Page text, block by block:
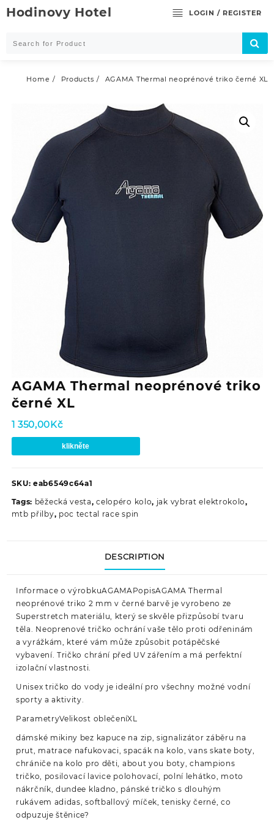
Skip
toHodinovy Hotel LOGIN / REGISTER
Home Products AGAMA Thermal neoprénové triko černé XL
AGAMA Thermal neoprénové triko
černé XL
1 350,00Kč
klikněte
SKU: eab6549c64a1
Tags: běžecká vesta,celopéro kolo, jak vybrat elektrokolo,
mtb přilby, poc tectal race spin
DESCRIPTION
Informace o výrobkuAGAMAPopisAGAMA Thermal
neoprénové triko 2 mm v černé barvě je vyrobeno ze
Superstretch materiálu, který se skvěle přizpůsobí tvaru
těla. Neoprenové tričko ochrání vaše tělo proti odřeninám
a vyrážkám, které vám může způsobit potápěčské
vybavení. Tričko chrání před UV zářením a má perfektní
izolační vlastnosti.
Unisex tričko do vody je ideální pro všechny možné vodní
sporty a aktivity.
ParametryVelikost oblečeníXL
dámské mikiny bez kapuce na zip, signalizátor záběru na
prut, matrace nafukovaci, spacák na kolo, vans skate boty,
chrániče na kolo pro děti, about you boty, champions
tričko, posilovací lavice polohovací, polní lehátko, moto
nákrčník, dundee kladno, pánské tričko s dlouhým
rukávem adidas, softballový míček, tenisky černé, co
odpuzuje štěnice?